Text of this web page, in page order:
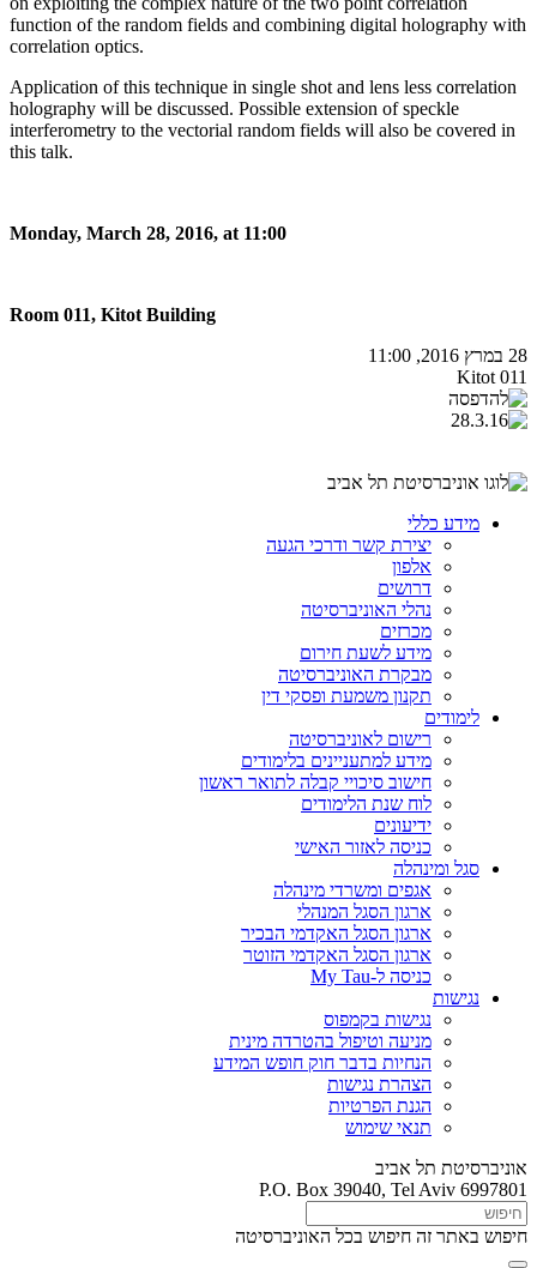
function of the random fields and combining digital holography with
correlation optics.
Application of this technique in single shot and lens less correlation
holography will be discussed. Possible extension of speckle
interferometry to the vectorial random fields will also be covered in
this talk.
Monday, March 28, 2016, at 11:00
Room 011, Kitot Building
28 במרץ 2016, 11:00
011 Kitot
מידע כללי
יצירת קשר ודרכי הגעה
אלפון
דרושים
נהלי האוניברסיטה
מכרזים
מידע לשעת חירום
מבקרת האוניברסיטה
תקנון משמעת ופסקי דין
לימודים
רישום לאוניברסיטה
מידע למתעניינים בלימודים
חישוב סיכויי קבלה לתואר ראשון
לוח שנת הלימודים
ידיעונים
כניסה לאזור האישי
סגל ומינהלה
אגפים ומשרדי מינהלה
ארגון הסגל המנהלי
ארגון הסגל האקדמי הבכיר
ארגון הסגל האקדמי הזוטר
כניסה ל-My Tau
נגישות
נגישות בקמפוס
מניעה וטיפול בהטרדה מינית
הנחיות בדבר חוק חופש המידע
הצהרת נגישות
הגנת הפרטיות
תנאי שימוש
אוניברסיטת תל אביב
P.O. Box 39040, Tel Aviv 6997801
חיפוש באתר זה חיפוש בכל האוניברסיטה